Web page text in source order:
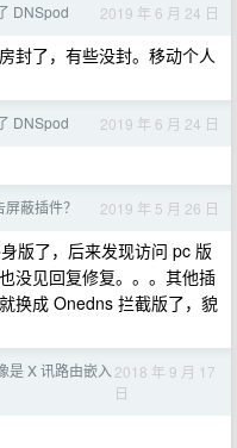
DNSpod 2019 年 6 月 24 日
封了，有些没封。移动个人
DNSpod 2019 年 6 月 24 日
蔽插件？ 2019 年 5 月 26 日
版了，后来发现访问 pc 版
没见回复修复。。。其他插
换成 Onedns 拦截版了，貌
是 X 讯路由嵌入 2018 年 9 月 17
日